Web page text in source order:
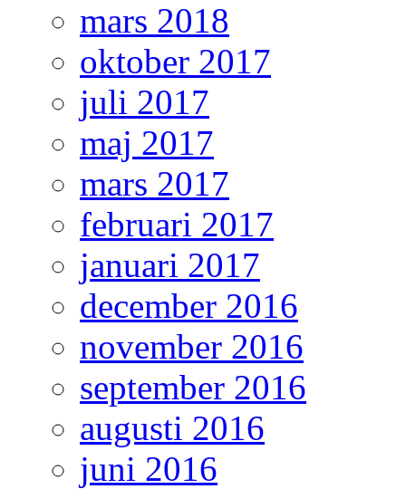
mars 2018
oktober 2017
juli 2017
maj 2017
mars 2017
februari 2017
januari 2017
december 2016
november 2016
september 2016
augusti 2016
juni 2016